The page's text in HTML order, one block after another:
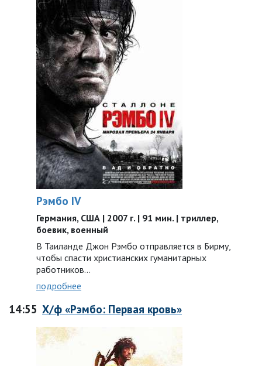
Рэмбо IV
Германия, США | 2007 г. | 91 мин. | триллер,
боевик, военный
В Таиланде Джон Рэмбо отправляется в Бирму,
чтобы спасти христианских гуманитарных
работников…
подробнее
14:55 Х/ф «Рэмбо: Первая кровь»